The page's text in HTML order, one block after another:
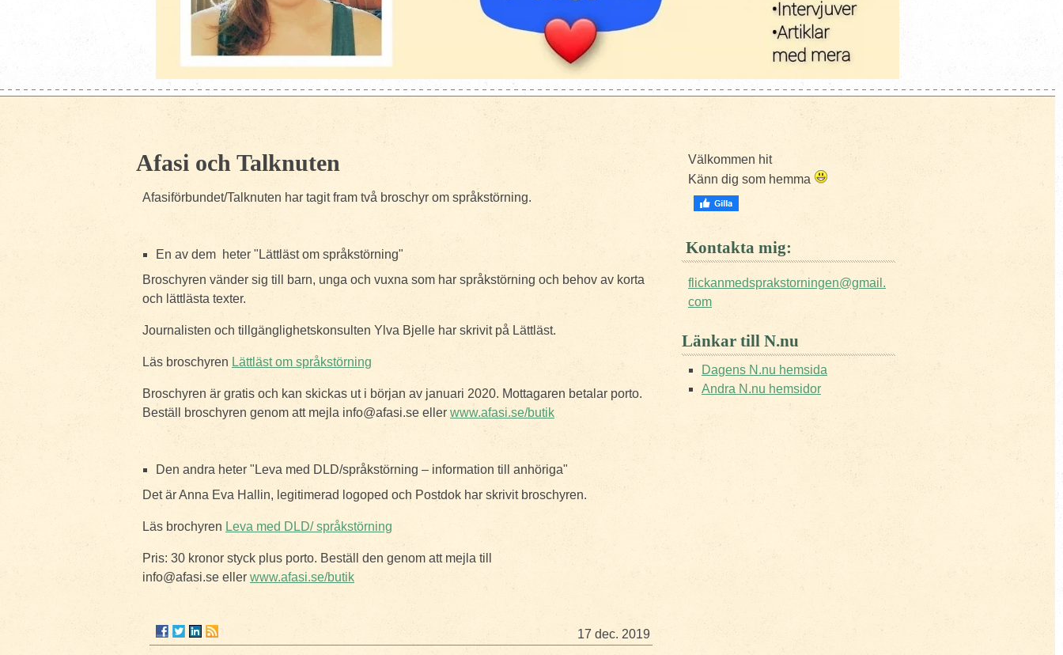
Afasi och Talknuten
Afasiförbundet/Talknuten har tagit fram två broschyr om språkstörning.
En av dem heter "Lättläst om språkstörning"
Broschyren vänder sig till barn, unga och vuxna som har språkstörning och behov av korta
och lättlästa texter.
Journalisten och tillgänglighetskonsulten Ylva Bjelle har skrivit på Lättläst.
Läs broschyren Lättläst om språkstörning
Broschyren är gratis och kan skickas ut i början av januari 2020. Mottagaren betalar porto.
Beställ broschyren genom att mejla info@afasi.se eller www.afasi.se/butik
Den andra heter "Leva med DLD/språkstörning – information till anhöriga"
Det är Anna Eva Hallin, legitimerad logoped och Postdok har skrivit broschyren.
Läs brochyren Leva med DLD/ språkstörning
Pris: 30 kronor styck plus porto. Beställ den genom att mejla till
info@afasi.se eller www.afasi.se/butik
17 dec. 2019
Välkommen hit
Känn dig som hemma
Kontakta mig:
flickanmedsprakstorningen@gmail.
com
Länkar till N.nu
Dagens N.nu hemsida
Andra N.nu hemsidor